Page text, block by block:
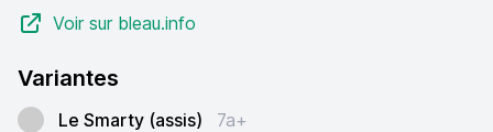
Voir sur bleau.info
Variantes
Le Smarty (assis) 7a+